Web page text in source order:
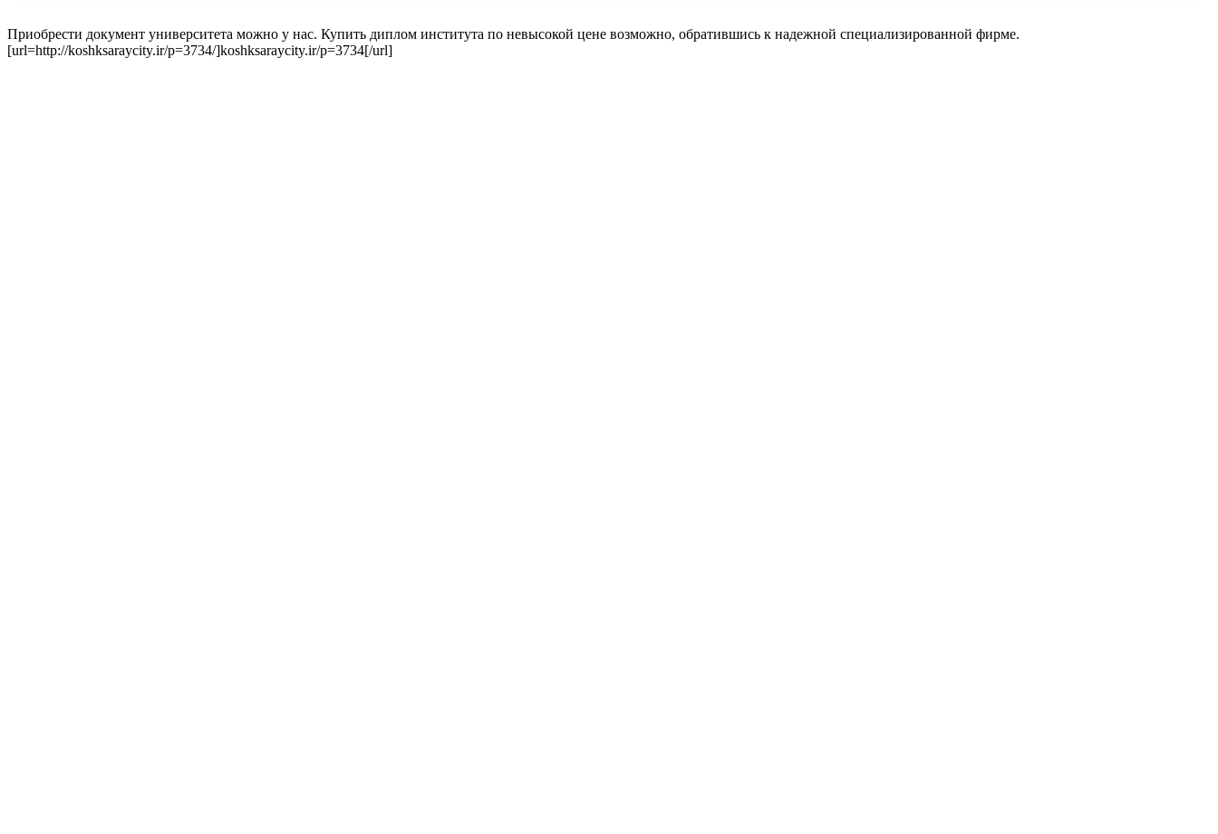
Приобрести документ университета можно у нас. Купить диплом института по невысокой цене возможно, обратившись к надежной специализированной фирме.
[url=http://koshksaraycity.ir/p=3734/]koshksaraycity.ir/p=3734[/url]